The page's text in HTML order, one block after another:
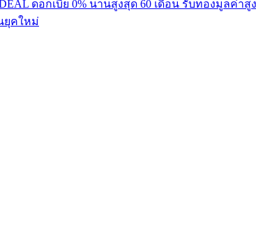
ดอกเบี้ย 0% นานสูงสุด 60 เดือน รับทองมูลค่าสูง
ยุคใหม่